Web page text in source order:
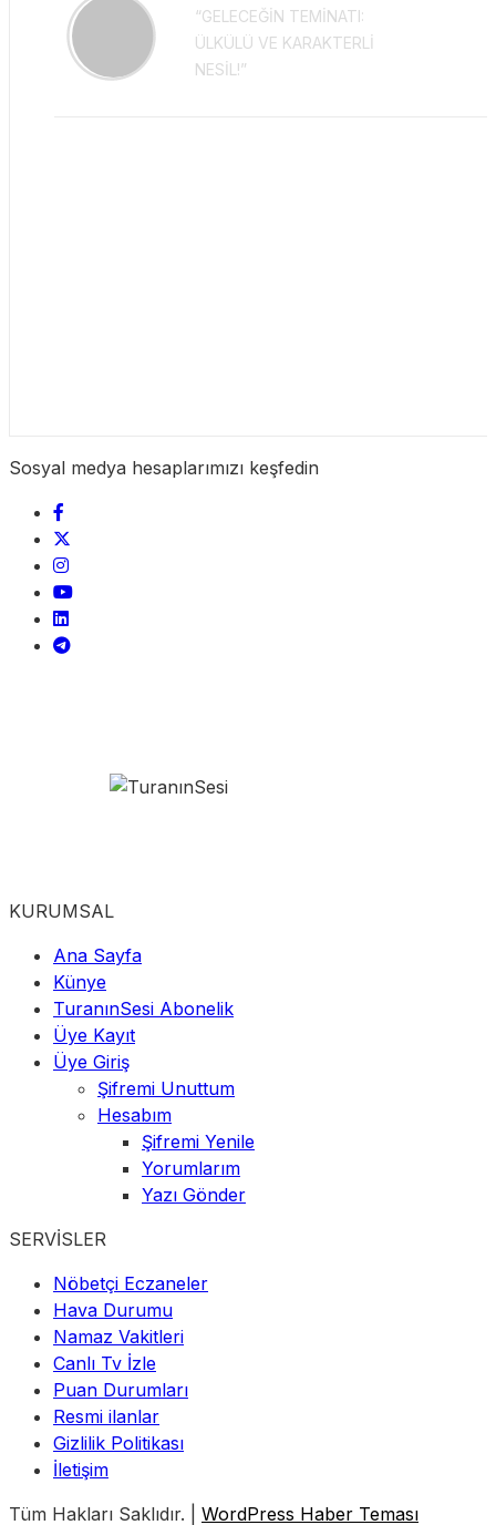
“GELECEĞİN TEMİNATI:
ÜLKÜLÜ VE KARAKTERLİ
NESİL!”
Sosyal medya hesaplarımızı keşfedin
KURUMSAL
Ana Sayfa
Künye
TuranınSesi Abonelik
Üye Kayıt
Üye Giriş
Şifremi Unuttum
Hesabım
Şifremi Yenile
Yorumlarım
Yazı Gönder
SERVİSLER
Nöbetçi Eczaneler
Hava Durumu
Namaz Vakitleri
Canlı Tv İzle
Puan Durumları
Resmi ilanlar
Gizlilik Politikası
İletişim
Tüm Hakları Saklıdır. | WordPress Haber Teması